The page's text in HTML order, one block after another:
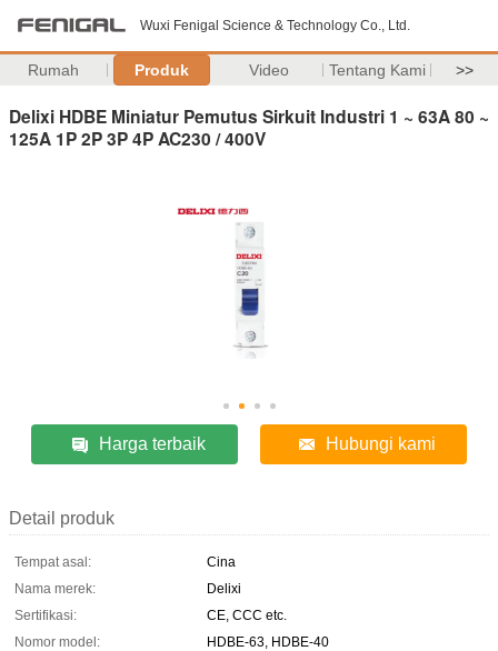
Wuxi Fenigal Science & Technology Co., Ltd.
Rumah Produk Video Tentang Kami >>
Delixi HDBE Miniatur Pemutus Sirkuit Industri 1 ~ 63A 80 ~
125A 1P 2P 3P 4P AC230 / 400V
Harga terbaik Hubungi kami
Detail produk
Tempat asal:
Cina
Nama merek:
Delixi
Sertifikasi:
CE, CCC etc.
Nomor model:
HDBE-63, HDBE-40